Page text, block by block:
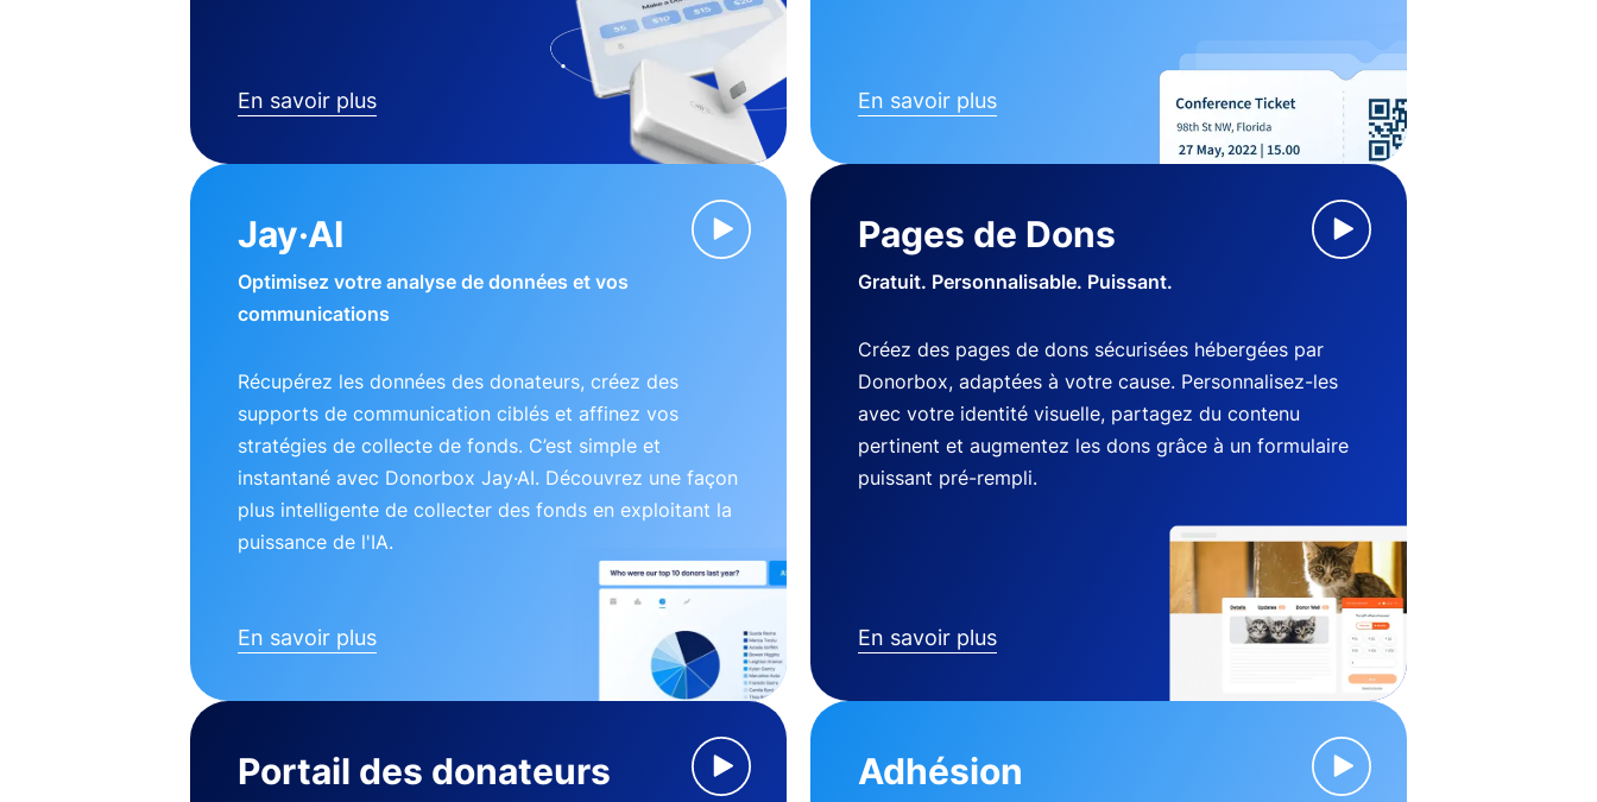
En savoir plus En savoir plus
Jay·AI
Optimisez votre analyse de données et vos
communications
Récupérez les données des donateurs, créez des
supports de communication ciblés et affinez vos
stratégies de collecte de fonds. C’est simple et
instantané avec Donorbox Jay·AI. Découvrez une façon
plus intelligente de collecter des fonds en exploitant la
puissance de l'IA.
En savoir plus
Pages de Dons
Gratuit. Personnalisable. Puissant.
Créez des pages de dons sécurisées hébergées par
Donorbox, adaptées à votre cause. Personnalisez-les
avec votre identité visuelle, partagez du contenu
pertinent et augmentez les dons grâce à un formulaire
puissant pré-rempli.
En savoir plus
Portail des donateurs Adhésion